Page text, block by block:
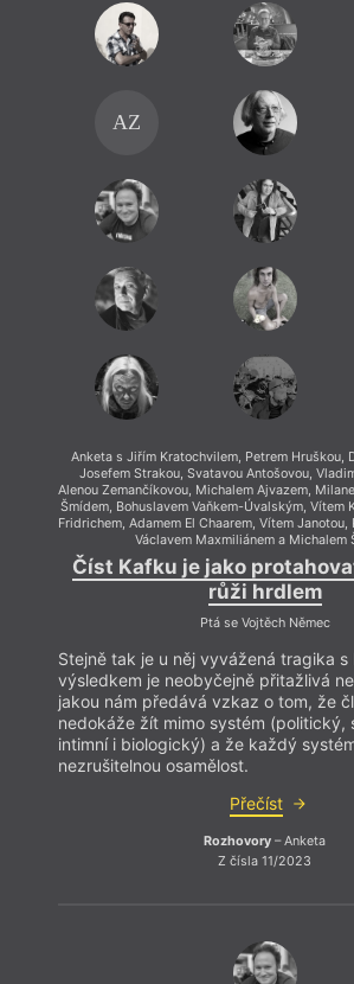
AZ
Anketa s Jiřím Kratochvilem, Petrem Hruškou,
Josefem Strakou, Svatavou Antošovou,
Alenou Zemančíkovou, Michalem Ajvazem,
Šmídem, Bohuslavem Vaňkem-Úvalským, Vítem
Fridrichem, Adamem El Chaarem, Vítem Janotou,
Václavem Maxmiliánem a Michalem
Číst Kafku je jako
růži hrdlem
Ptá se Vojtěch Němec
Stejně tak je u něj vyvážená tragika s
výsledkem je neobyčejně přitažlivá
jakou nám předává vzkaz o tom, že
nedokáže žít mimo systém (politický,
intimní i biologický) a že každý
nezrušitelnou osamělost.
Přečíst
Rozhovory – Anketa
Z čísla 11/2023